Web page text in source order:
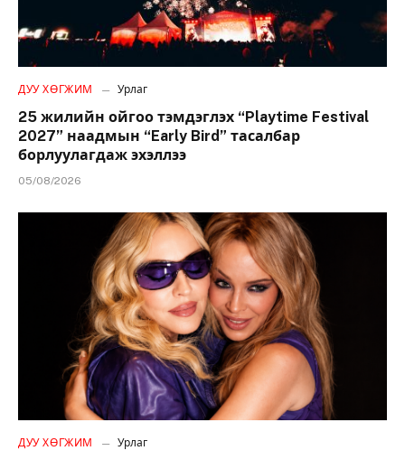
ДУУ ХӨГЖИМ Урлаг
25 жилийн ойгоо тэмдэглэх “Playtime Festival
2027” наадмын “Early Bird” тасалбар
борлуулагдаж эхэллээ
05/08/2026
ДУУ ХӨГЖИМ Урлаг